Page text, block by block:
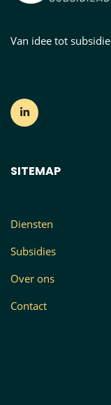
Van idee tot subsidie
SITEMAP
Diensten
Subsidies
Over ons
Contact